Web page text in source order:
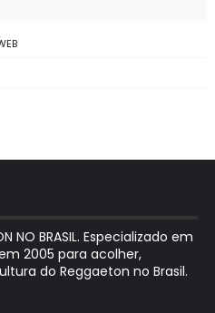
NO BRASIL. Especializado em
2005 para acolher,
do Reggaeton no Brasil.